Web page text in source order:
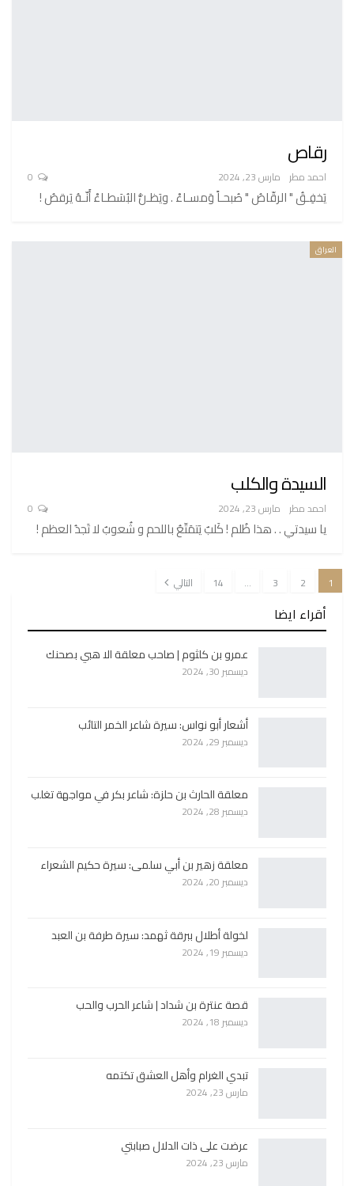
رقاص
احمد مطر مارس 23, 2024
يَخفِـقُ " الرقّاصُ " صُبحـاً وَمسـاءْ . ويَظـنُّ البُسَطـاءْ أَنّـهُ يَرقصُ !
العراق
السيدة والكلب
احمد مطر مارس 23, 2024
يا سيدتي . . هذا ظُلم ! كَلبٌ يَتمَتّعُ باللحم و شُعوبٌ لا تَجدُ العظم !
1
2
3
…
14 التالي
أقراء ايضا
عمرو بن كلثوم | صاحب معلقة الا هبي بصحنك
ديسمبر 30, 2024
أشعار أبو نواس: سيرة شاعر الخمر التائب
ديسمبر 29, 2024
معلقة الحارث بن حلزة: شاعر بكر في مواجهة تغلب
ديسمبر 28, 2024
معلقة زهير بن أبي سلمى: سيرة حكيم الشعراء
ديسمبر 20, 2024
لخولة أطلال ببرقة ثهمد: سيرة طرفة بن العبد
ديسمبر 19, 2024
قصة عنترة بن شداد | شاعر الحرب والحب
ديسمبر 18, 2024
تبدي الغرام وأهل العشق تكتمه
مارس 23, 2024
عرضت على ذات الدلال صبابتي
مارس 23, 2024